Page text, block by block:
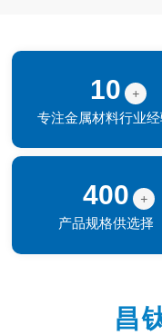
10
+
专注金属材料行业
400
+
产品规格供选择